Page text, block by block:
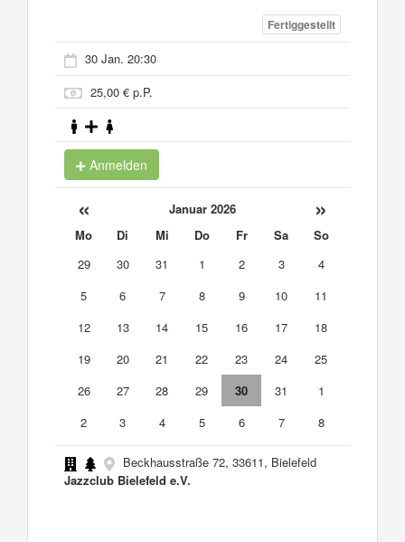
Fertiggestellt
30 Jan. 20:30
25,00 € p.P.
Anmelden
« Januar 2026 »
Mo Di Mi Do Fr Sa
So
29
30 31 1 2 3
4
5
6 7 8 9 10
11
12
13 14 15 16 17
18
19
20 21 22 23 24
25
26
27 28 29 30 31
1
2
3 4 5 6 7 8
Beckhausstraße 72, 33611, Bielefeld
Jazzclub Bielefeld e.V.